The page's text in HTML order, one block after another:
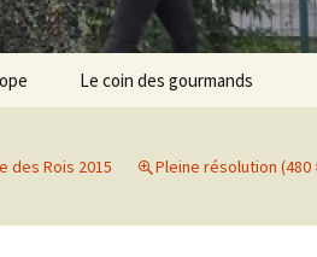
Le coin des gourmands
des Rois 2015 Pleine résolution (480